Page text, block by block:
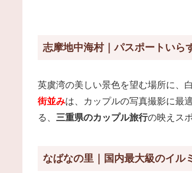
志摩地中海村｜パスポートいら
英虞湾の美しい景色を望む場所に、
街並みは、カップルの写真撮影に最
る、 三重県のカップル旅行の映えス
なばなの里｜国内最大級のイル